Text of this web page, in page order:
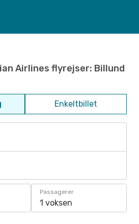
Airlines flyrejser: Billund
Enkeltbillet
Passagerer
1 voksen